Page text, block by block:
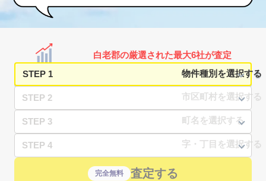
白老郡の厳選された最大6社が査定
STEP 1
STEP 2
STEP 3
STEP 4
完全無料 査定する
お問い合わせ